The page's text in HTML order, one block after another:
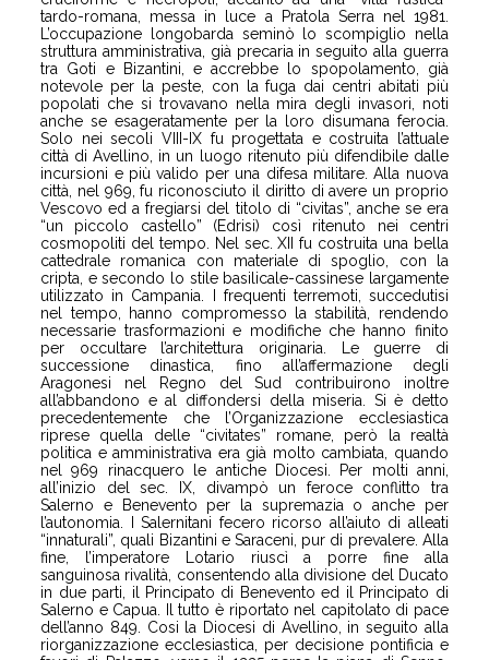
tardo-romana, messa in luce a Pratola Serra nel 1981.
L’occupazione longobarda seminò lo scompiglio nella
struttura amministrativa, già precaria in seguito alla guerra
tra Goti e Bizantini, e accrebbe lo spopolamento, già
notevole per la peste, con la fuga dai centri abitati più
popolati che si trovavano nella mira degli invasori, noti
anche se esageratamente per la loro disumana ferocia.
Solo nei secoli VIII-IX fu progettata e costruita l’attuale
città di Avellino, in un luogo ritenuto più difendibile dalle
incursioni e più valido per una difesa militare. Alla nuova
città, nel 969, fu riconosciuto il diritto di avere un proprio
Vescovo ed a fregiarsi del titolo di “civitas”, anche se era
“un piccolo castello” (Edrisi) così ritenuto nei centri
cosmopoliti del tempo. Nel sec. XII fu costruita una bella
cattedrale romanica con materiale di spoglio, con la
cripta, e secondo lo stile basilicale-cassinese largamente
utilizzato in Campania. I frequenti terremoti, succedutisi
nel tempo, hanno compromesso la stabilità, rendendo
necessarie trasformazioni e modifiche che hanno finito
per occultare l’architettura originaria. Le guerre di
successione dinastica, fino all’affermazione degli
Aragonesi nel Regno del Sud contribuirono inoltre
all’abbandono e al diffondersi della miseria. Si è detto
precedentemente che l’Organizzazione ecclesiastica
riprese quella delle “civitates” romane, però la realtà
politica e amministrativa era già molto cambiata, quando
nel 969 rinacquero le antiche Diocesi. Per molti anni,
all’inizio del sec. IX, divampò un feroce conflitto tra
Salerno e Benevento per la supremazia o anche per
l’autonomia. I Salernitani fecero ricorso all’aiuto di alleati
“innaturali”, quali Bizantini e Saraceni, pur di prevalere. Alla
fine, l’imperatore Lotario riuscì a porre fine alla
sanguinosa rivalità, consentendo alla divisione del Ducato
in due parti, il Principato di Benevento ed il Principato di
Salerno e Capua. Il tutto è riportato nel capitolato di pace
dell’anno 849. Cosi la Diocesi di Avellino, in seguito alla
riorganizzazione ecclesiastica, per decisione pontificia e